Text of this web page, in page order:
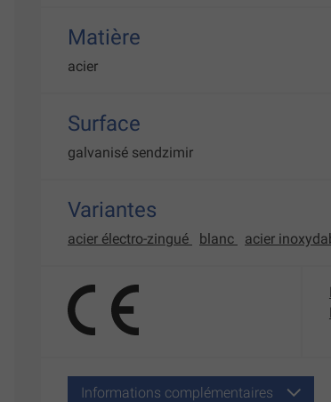
Matière
acier
Surface
galvanisé sendzimir
Variantes
acier électro-zingué blanc acier
Informations complémentaires